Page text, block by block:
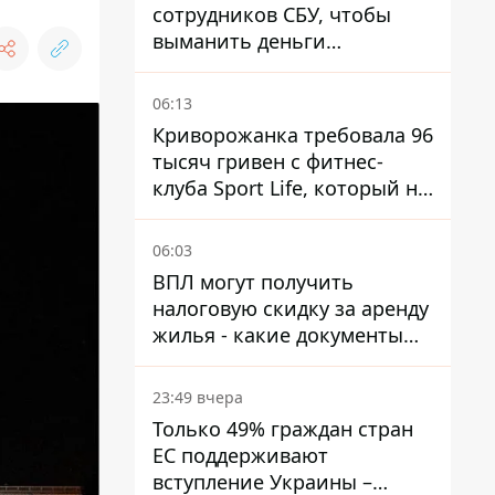
сотрудников СБУ, чтобы
выманить деньги
украинцев
06:13
Криворожанка требовала 96
тысяч гривен с фитнес-
клуба Sport Life, который не
пускал ее в бассейн без
медицинской справки –
06:03
ВПЛ могут получить
налоговую скидку за аренду
жилья - какие документы
подать
23:49 вчера
Только 49% граждан стран
ЕС поддерживают
вступление Украины –